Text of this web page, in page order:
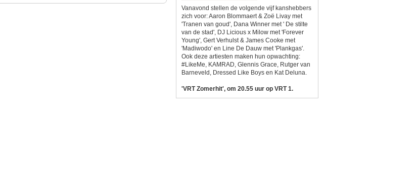
Vanavond stellen de volgende vijf kanshebbers
zich voor: Aaron Blommaert & Zoë Livay met
'Tranen van goud', Dana Winner met ' De stilte
van de stad', DJ Licious x Milow met 'Forever
Young', Gert Verhulst & James Cooke met
'Madiwodo' en Line De Dauw met 'Plankgas'.
Ook deze artiesten maken hun opwachting:
#LikeMe, KAMRAD, Glennis Grace, Rutger van
Barneveld, Dressed Like Boys en Kat Deluna.
'VRT Zomerhit', om 20.55 uur op VRT 1.